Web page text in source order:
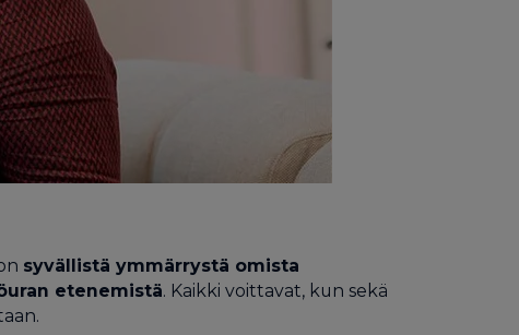
syvällistä ymmärrystä omista
etenemistä. Kaikki voittavat, kun sekä